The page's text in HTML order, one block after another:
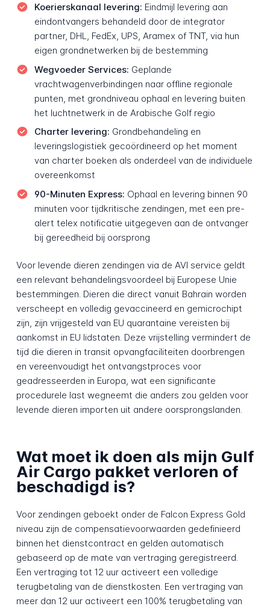
Koerierskanaal levering: Eindmijl levering aan
eindontvangers behandeld door de integrator
partner, DHL, FedEx, UPS, Aramex of TNT, via hun
eigen grondnetwerken bij de bestemming
Wegvoeder Services: Geplande
vrachtwagenverbindingen naar offline regionale
punten, met grondniveau ophaal en levering buiten
het luchtnetwerk in de Arabische Golf regio
Charter levering: Grondbehandeling en
leveringslogistiek gecoördineerd op het moment
van charter boeken als onderdeel van de individuele
overeenkomst
90-Minuten Express: Ophaal en levering binnen 90
minuten voor tijdkritische zendingen, met een pre-
alert telex notificatie uitgegeven aan de ontvanger
bij gereedheid bij oorsprong
Voor levende dieren zendingen via de AVI service geldt
een relevant behandelingsvoordeel bij Europese Unie
bestemmingen. Dieren die direct vanuit Bahrain worden
verscheept en volledig gevaccineerd en gemicrochipt
zijn, zijn vrijgesteld van EU quarantaine vereisten bij
aankomst in EU lidstaten. Deze vrijstelling vermindert de
tijd die dieren in transit opvangfaciliteiten doorbrengen
en vereenvoudigt het ontvangstproces voor
geadresseerden in Europa, wat een significante
procedurele last wegneemt die anders zou gelden voor
levende dieren importen uit andere oorsprongslanden.
Wat moet ik doen als mijn Gulf
Air Cargo pakket verloren of
beschadigd is?
Voor zendingen geboekt onder de Falcon Express Gold
niveau zijn de compensatievoorwaarden gedefinieerd
binnen het dienstcontract en gelden automatisch
gebaseerd op de mate van vertraging geregistreerd.
Een vertraging tot 12 uur activeert een volledige
terugbetaling van de dienstkosten. Een vertraging van
meer dan 12 uur activeert een 100% terugbetaling van